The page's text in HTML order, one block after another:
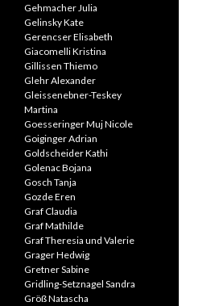
Gehmacher Julia
Gelinsky Kate
Gerencser Elisabeth
Giacomelli Kristina
Gillissen Thiemo
Glehr Alexander
Gleissenebner-Teskey
Martina
Goesseringer Muj Nicole
Goiginger Adrian
Goldscheider Kathi
Golenac Bojana
Gosch Tanja
Gozde Eren
Graf Claudia
Graf Mathilde
Graf Theresia und Valerie
Grager Hedwig
Gretner Sabine
Gridling-Setznagel Sandra
Größ Natascha